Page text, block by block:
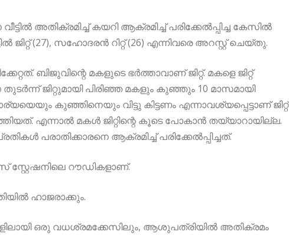
അതിക്രമിച്ച് കയറി ആക്രമിച്ച് പരിക്കേൽപ്പിച്ച കേസിൽ
ജിറ്റ് (27), സഹോദരൻ റിറ്റ് (26) എന്നിവരെ അറസ്റ്റ് ചെയ്തു.
ബിജുവിന്റെ മകളുടെ ഭർത്താവാണ് ജിറ്റ്. മകളെ ജിറ്റ്
ജിറ്റുമായി പിരിഞ്ഞ മകളും കുഞ്ഞും 10 മാസമായി
കുഞ്ഞിനെയും വിട്ടു കിട്ടണം എന്നാവശ്യപ്പെട്ടാണ് ജിറ്റ്
എന്നാൽ മകൾ ജിറ്റിന്റെ കൂടെ പോകാൻ തയ്യാറായില്ല.
പരാതിക്കാരനെ ആക്രമിച്ച് പരിക്കേൽപ്പിച്ചത്.
സ്റ്റേഷനിലെ റൗഡികളാണ്.
ഹാജരാക്കും.
ഒരു വധശ്രമക്കേസിലും, ആശുപത്രിയിൽ അതിക്രമം